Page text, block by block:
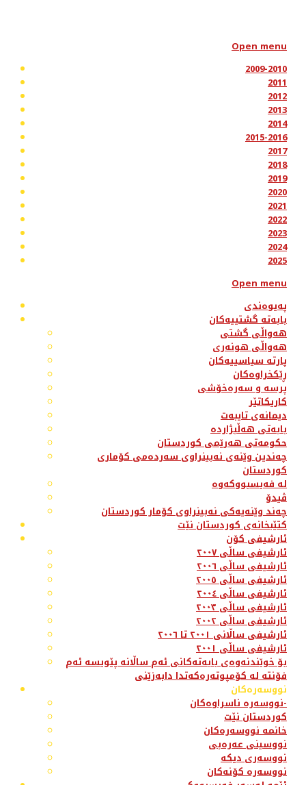
Open menu
2009-2010
2011
2012
2013
2014
2015-2016
2017
2018
2019
2020
2021
2022
2023
2024
2025
Open menu
پەیوەندی
بابەتە گشتییەکان
هەواڵی گشتی
هەواڵی هونەری
پارتە سیاسییەکان
ڕێکخراوەکان
پرسە و سەرەخۆشی
کاریکاتێر
دیمانەی تایبەت
بابەتی هەڵبژاردە
حکومەتی هەرێمی کوردستان
چەندین وێنەی نەبینراوی سەردەمی کۆماری
کوردستان
لە فەیسبووکەوە
ڤیدۆ
چەند وێنەیەکی نەبینراوی کۆمار کوردستان
کتێبخانەی کوردستان نێت
ئارشیفی کۆن
ئارشیفی ساڵی ٢٠٠٧
ئارشیفی ساڵی ٢٠٠٦
ئارشیفی ساڵی ٢٠٠٥
ئارشیفی ساڵی ٢٠٠٤
ئارشیفی ساڵی ٢٠٠٣
ئارشیفی ساڵی ٢٠٠٢
ئارشیفی ساڵانی ٢٠٠١ تا ٢٠٠٦
ئارشیفی ساڵی ٢٠٠١
بۆ خوێندنەوەی بابەتەکانی ئەم ساڵانە پێویسە ئەم
فۆنتە لە کۆمپوتەرەکەتدا دابەزێنی
نووسەرەکان
نووسەرە ناسراوەکان-
کوردستان نێت
خانمە نووسەرەکان
نووسینی عەرەبی
نووسەری دیکە
نووسەرە کۆنەکان